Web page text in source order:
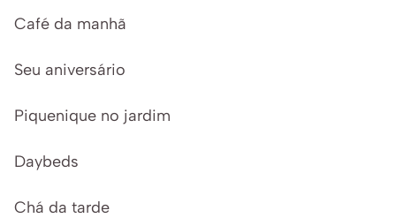
Café da manhã
Seu aniversário
Piquenique no jardim
Daybeds
Chá da tarde